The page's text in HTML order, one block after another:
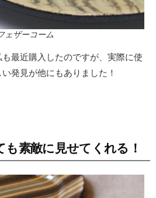
ェザーコーム
最近購入したのですが、実際に使
発見が他にもありました！
素敵に見せてくれる！